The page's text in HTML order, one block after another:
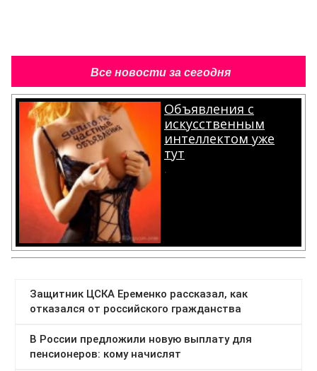
Все новости за сегодня
Объявления с
искусственным
интеллектом уже
тут
.